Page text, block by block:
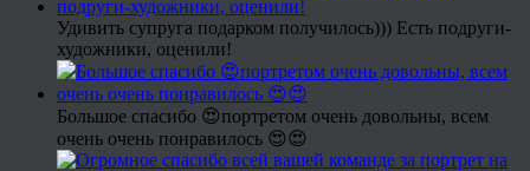
Удивить супруга подарком получилось))) Есть подруги-
художники, оценили!
Большое спасибо 😍портретом очень довольны, всем
очень очень понравилось 😍😍